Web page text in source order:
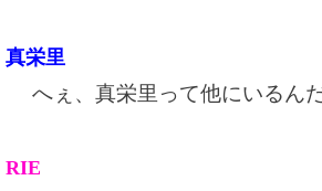
真栄里
へぇ、真栄里って他にいるんだ
RIE